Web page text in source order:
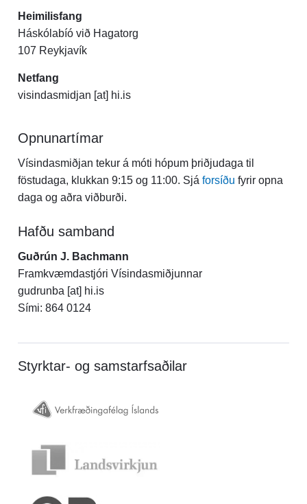
Heimilisfang
Háskólabíó við Hagatorg
107 Reykjavík
Netfang
visindasmidjan [at] hi.is
Opnunartímar
Vísindasmiðjan tekur á móti hópum þriðjudaga til
föstudaga, klukkan 9:15 og 11:00. Sjá forsíðu fyrir opna
daga og aðra viðburði.
Hafðu samband
Guðrún J. Bachmann
Framkvæmdastjóri Vísindasmiðjunnar
gudrunba [at] hi.is
Sími: 864 0124
Styrktar- og samstarfsaðilar